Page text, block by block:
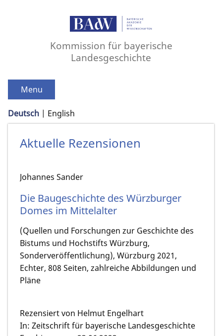
Kommission für bayerische
Landesgeschichte
Menu
Deutsch English
Aktuelle Rezensionen
Johannes Sander
Die Baugeschichte des Würzburger
Domes im Mittelalter
(Quellen und Forschungen zur Geschichte des
Bistums und Hochstifts Würzburg,
Sonderveröffentlichung), Würzburg 2021,
Echter, 808 Seiten, zahlreiche Abbildungen und
Pläne
Rezensiert von Helmut Engelhart
In: Zeitschrift für bayerische Landesgeschichte